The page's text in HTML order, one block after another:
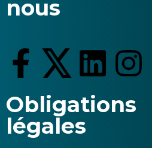
nous
Obligations
légales